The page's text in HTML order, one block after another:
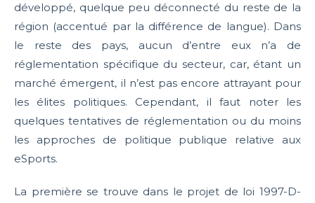
développé, quelque peu déconnecté du reste de la
région (accentué par la différence de langue). Dans
le reste des pays, aucun d’entre eux n’a de
réglementation spécifique du secteur, car, étant un
marché émergent, il n’est pas encore attrayant pour
les élites politiques. Cependant, il faut noter les
quelques tentatives de réglementation ou du moins
les approches de politique publique relative aux
eSports.
La première se trouve dans le projet de loi 1997-D-